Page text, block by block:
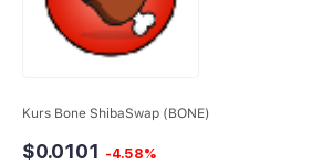
Kurs Bone ShibaSwap (BONE)
$0.0101 -4.58%